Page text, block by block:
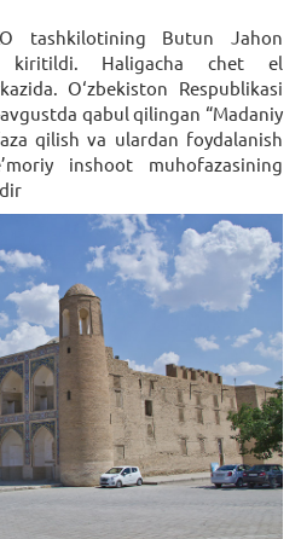
tashkilotining Butun Jahon
kiritildi. Haligacha chet el
O‘zbekiston Respublikasi
qabul qilingan “Madaniy
qilish va ulardan foydalanish
inshoot muhofazasining